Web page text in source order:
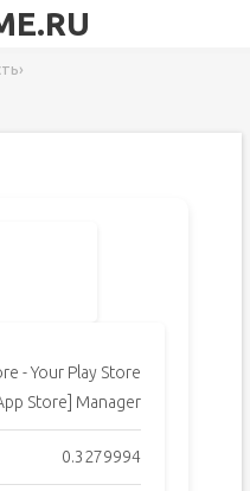
›
- Your Play Store
Store] Manager
0.3279994